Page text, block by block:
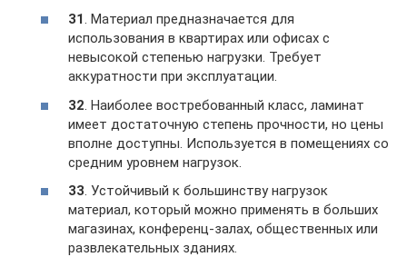
31. Материал предназначается для
использования в квартирах или офисах с
невысокой степенью нагрузки. Требует
аккуратности при эксплуатации.
32 . Наиболее востребованный класс, ламинат
имеет достаточную степень прочности, но цены
вполне доступны. Используется в помещениях со
средним уровнем нагрузок.
33. Устойчивый к большинству нагрузок
материал, который можно применять в больших
магазинах, конференц-залах, общественных или
развлекательных зданиях.